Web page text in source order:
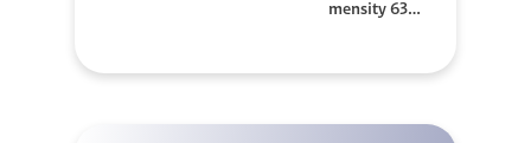
mensity 630